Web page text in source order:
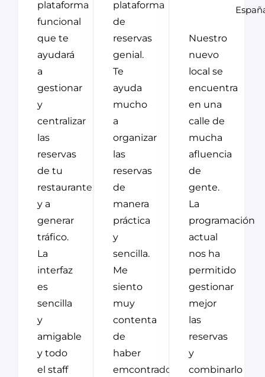
plataforma
funcional
que te
ayudará
a
gestionar
y
centralizar
las
reservas
de tu
restaurante
y a
generar
tráfico.
La
interfaz
es
sencilla
y
amigable
y todo
el staff
plataforma
de
reservas
genial.
Te
ayuda
mucho
a
organizar
las
reservas
de
manera
práctica
y
sencilla.
Me
siento
muy
contenta
de
haber
emcontrado
Nuestro
nuevo
local se
encuentra
en una
calle de
mucha
afluencia
de
gente.
La
programación
actual
nos ha
permitido
gestionar
mejor
las
reservas
y
combinarlo